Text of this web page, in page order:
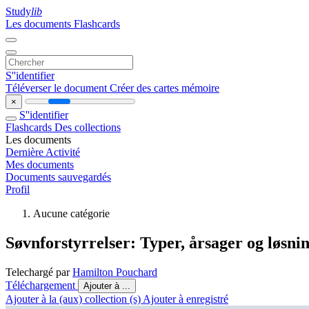
Studylib
Les documents Flashcards
S''identifier
Téléverser le document Créer des cartes mémoire
×
S''identifier
Flashcards Des collections
Les documents
Dernière Activité
Mes documents
Documents sauvegardés
Profil
Aucune catégorie
Søvnforstyrrelser: Typer, årsager og
Telechargé parHamilton Pouchard
Téléchargement
Ajouter à ...
Ajouter à la (aux) collection (s) Ajouter à enregistré